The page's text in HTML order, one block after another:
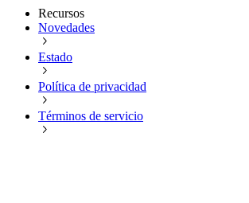
Recursos
Novedades
Estado
Política de privacidad
Términos de servicio